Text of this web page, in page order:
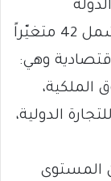
ومؤسساتها للحرية الإقتصادية. ويشمل 42 متغيّراً
الإقتصادية وهي:
الملكية،
الدولية،
المستوى